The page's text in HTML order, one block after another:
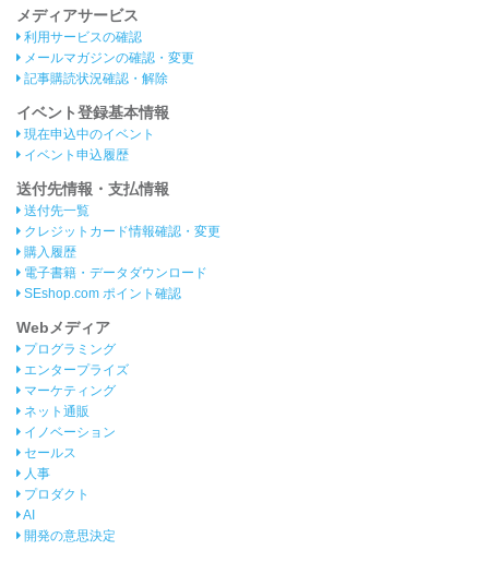
メディアサービス
利用サービスの確認
メールマガジンの確認・変更
記事購読状況確認・解除
イベント登録基本情報
現在申込中のイベント
イベント申込履歴
送付先情報・支払情報
送付先一覧
クレジットカード情報確認・変更
購入履歴
電子書籍・データダウンロード
SEshop.com ポイント確認
Webメディア
プログラミング
エンタープライズ
マーケティング
ネット通販
イノベーション
セールス
人事
プロダクト
AI
開発の意思決定